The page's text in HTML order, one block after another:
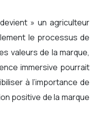
» un agriculteur
le processus de
valeurs de la marque,
immersive pourrait
à l’importance de
positive de la marque